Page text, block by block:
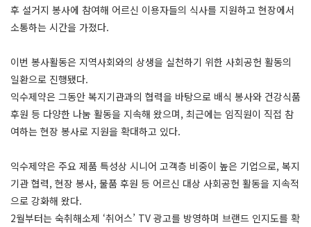
후 설거지 봉사에 참여해 어르신 이용자들의 식사를 지원하고 현장에서
소통하는 시간을 가졌다.
이번 봉사활동은 지역사회와의 상생을 실천하기 위한 사회공헌 활동의
일환으로 진행됐다.
익수제약은 그동안 복지기관과의 협력을 바탕으로 배식 봉사와 건강식품
후원 등 다양한 나눔 활동을 지속해 왔으며, 최근에는 임직원이 직접 참
여하는 현장 봉사로 지원을 확대하고 있다.
익수제약은 주요 제품 특성상 시니어 고객층 비중이 높은 기업으로, 복지
기관 협력, 현장 봉사, 물품 후원 등 어르신 대상 사회공헌 활동을 지속적
으로 강화해 왔다.
2월부터는 숙취해소제 ‘취어스’ TV 광고를 방영하며 브랜드 인지도를 확